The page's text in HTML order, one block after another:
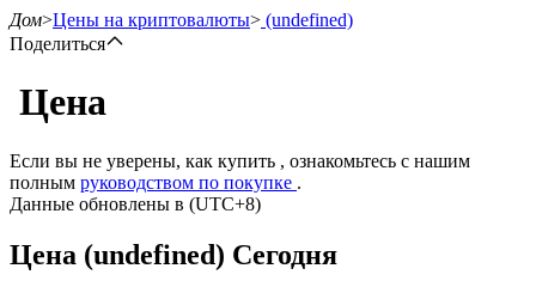
Дом>Цены на криптовалюты> (undefined)
Поделиться
Цена
Если вы не уверены, как купить , ознакомьтесь с нашим
полным руководством по покупке .
Данные обновлены в (UTC+8)
Цена (undefined) Сегодня